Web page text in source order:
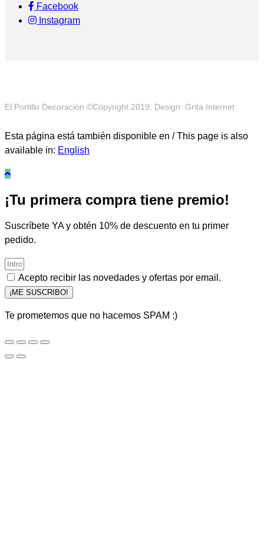
Facebook
Instagram
El Portillo Decoración ©Copyright 2019. Design: Grita Internet
Esta página está también disponible en / This page is also
available in: English
¡Tu primera compra tiene premio!
Suscríbete YA y obtén 10% de descuento en tu primer
pedido.
Acepto recibir las novedades y ofertas por email.
¡ME SUSCRIBO!
Te prometemos que no hacemos SPAM :)